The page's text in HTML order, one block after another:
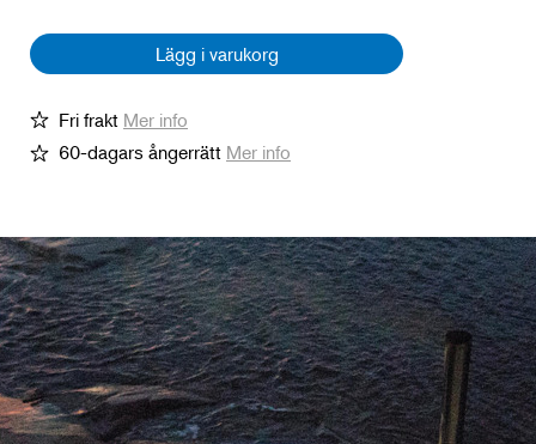
Lägg i varukorg
Fri frakt Mer info
60-dagars ångerrätt Mer info